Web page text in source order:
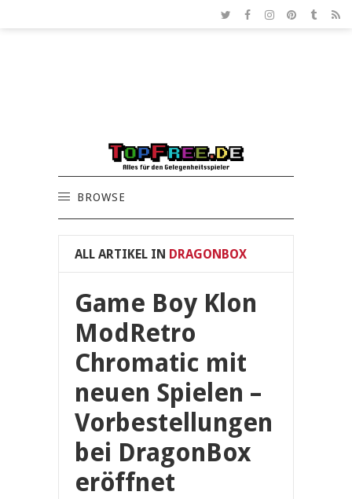
BROWSE
ALL ARTIKEL IN DRAGONBOX
Game Boy Klon
ModRetro
Chromatic mit
neuen Spielen –
Vorbestellungen
bei DragonBox
eröffnet